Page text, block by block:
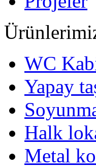
WC
Yapay
Halk
Metal